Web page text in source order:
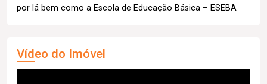
por lá bem como a Escola de Educação Básica – ESEBA
Vídeo do Imóvel